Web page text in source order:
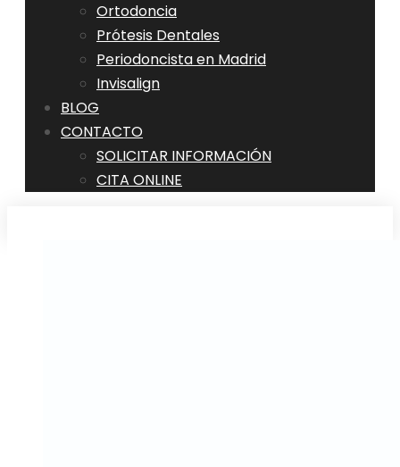
Ortodoncia
Prótesis Dentales
Periodoncista en Madrid
Invisalign
BLOG
CONTACTO
SOLICITAR INFORMACIÓN
CITA ONLINE